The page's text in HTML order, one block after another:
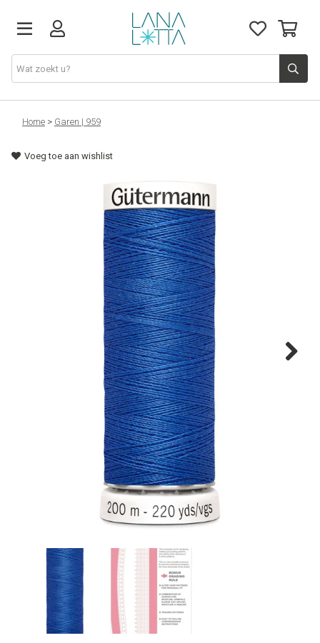
Stoffen
Fournituren
Home > Garen | 959
Voeg toe aan wishlist